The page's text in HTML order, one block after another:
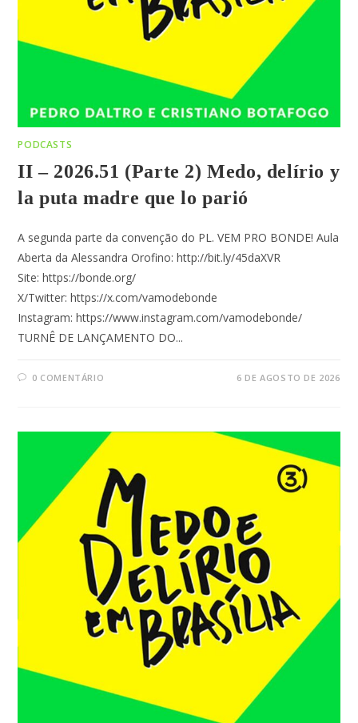
PODCASTS
II – 2026.51 (Parte 2) Medo, delírio y
la puta madre que lo parió
A segunda parte da convenção do PL. VEM PRO BONDE! Aula
Aberta da Alessandra Orofino: http://bit.ly/45daXVR
Site: https://bonde.org/
X/Twitter: https://x.com/vamodebonde
Instagram: https://www.instagram.com/vamodebonde/
TURNÊ DE LANÇAMENTO DO...
0 COMENTÁRIO 6 DE AGOSTO DE 2026